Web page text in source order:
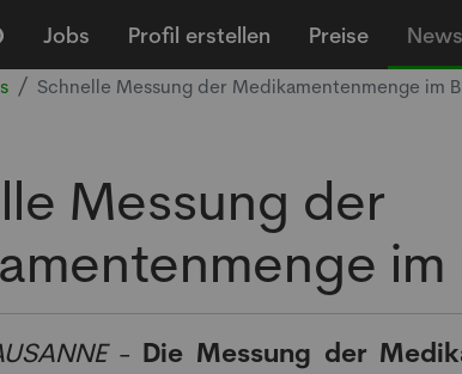
Jobs Profil erstellen Preise News
Schnelle Messung der Medikamentenmenge im
Messung der
im
- Die Messung der